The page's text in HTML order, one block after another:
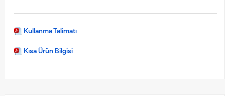
Kullanma Talimatı
Kısa Ürün Bilgisi